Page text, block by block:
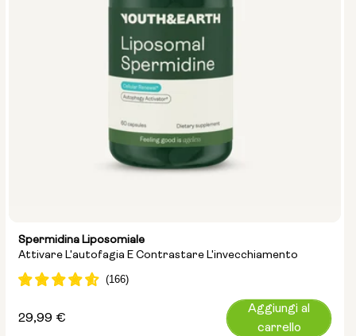
Spermidina Liposomiale
Attivare L'autofagia E Contrastare L'invecchiamento
Prezzo
29,99 €
Aggiungi al
carrello